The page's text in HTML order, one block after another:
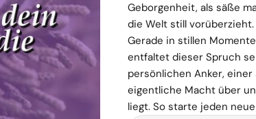
Geborgenheit, als säße
die Welt still vorüberzieht.
Gerade in stillen
entfaltet dieser Spruch
persönlichen Anker,
eigentliche Macht über
liegt. So starte jeden